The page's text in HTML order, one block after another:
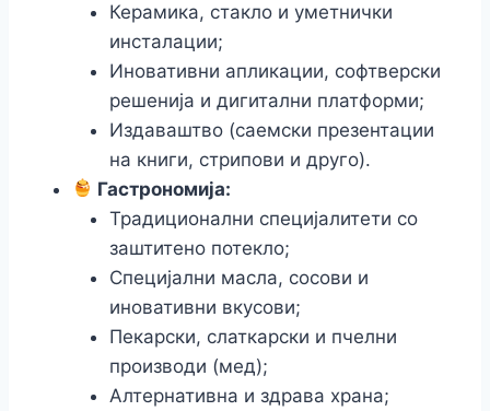
Керамика, стакло и уметнички
инсталации;
Иновативни апликации, софтверски
решенија и дигитални платформи;
Издаваштво (саемски презентации
на книги, стрипови и друго).
Гастрономија:
Традиционални специјалитети со
заштитено потекло;
Специјални масла, сосови и
иновативни вкусови;
Пекарски, слаткарски и пчелни
производи (мед);
Алтернативна и здрава храна;